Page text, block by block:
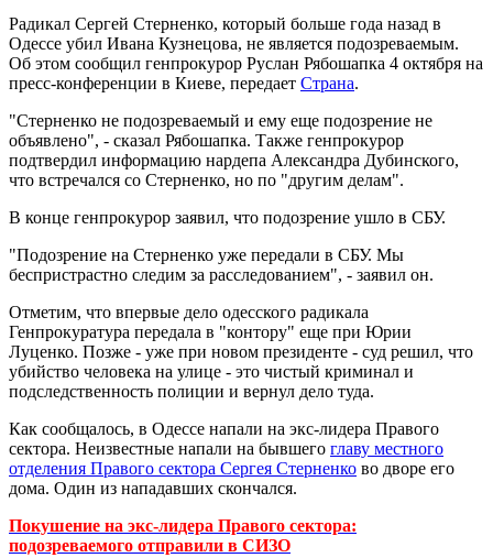
Радикал Сергей Стерненко, который больше года назад в
Одессе убил Ивана Кузнецова, не является подозреваемым.
Об этом сообщил генпрокурор Руслан Рябошапка 4 октября на
пресс-конференции в Киеве, передает Страна.
"Стерненко не подозреваемый и ему еще подозрение не
объявлено", - сказал Рябошапка. Также генпрокурор
подтвердил информацию нардепа Александра Дубинского,
что встречался со Стерненко, но по "другим делам".
В конце генпрокурор заявил, что подозрение ушло в СБУ.
"Подозрение на Стерненко уже передали в СБУ. Мы
беспристрастно следим за расследованием", - заявил он.
Отметим, что впервые дело одесского радикала
Генпрокуратура передала в "контору" еще при Юрии
Луценко. Позже - уже при новом президенте - суд решил, что
убийство человека на улице - это чистый криминал и
подследственность полиции и вернул дело туда.
Как сообщалось, в Одессе напали на экс-лидера Правого
сектора. Неизвестные напали на бывшего главу местного
отделения Правого сектора Сергея Стерненко во дворе его
дома. Один из нападавших скончался.
Покушение на экс-лидера Правого сектора:
подозреваемого отправили в СИЗО